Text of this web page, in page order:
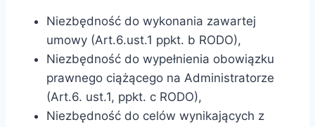
Niezbędność do wykonania zawartej
umowy (Art.6.ust.1 ppkt. b RODO),
Niezbędność do wypełnienia obowiązku
prawnego ciążącego na Administratorze
(Art.6. ust.1, ppkt. c RODO),
Niezbędność do celów wynikających z